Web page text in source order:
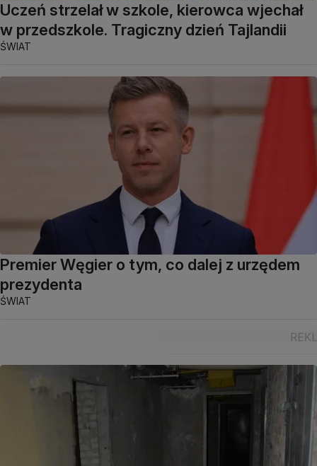
Uczeń strzelał w szkole, kierowca wjechał
w przedszkole. Tragiczny dzień Tajlandii
ŚWIAT
Premier Węgier o tym, co dalej z urzędem
prezydenta
ŚWIAT